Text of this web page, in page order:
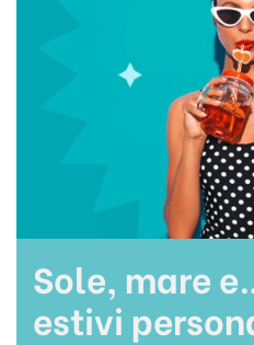
Sole, mare
estivi